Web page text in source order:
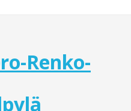
Renko-